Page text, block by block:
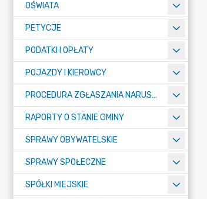
OŚWIATA
PETYCJE
PODATKI I OPŁATY
POJAZDY I KIEROWCY
PROCEDURA ZGŁASZANIA NARUSZEŃ PRAWA
RAPORTY O STANIE GMINY
SPRAWY OBYWATELSKIE
SPRAWY SPOŁECZNE
SPÓŁKI MIEJSKIE